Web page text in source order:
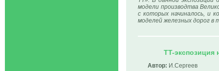
модели производтва
с которых начиналось, и
моделей железных дорог в
TT-экспозиция
Автор: И.Сергеев